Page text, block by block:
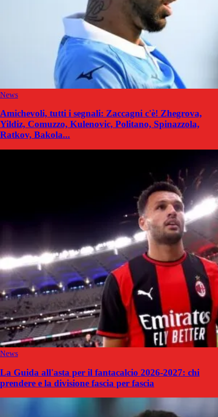
News
Amichevoli, tutti i segnali: Zaccagni c'è! Zhegrova,
Yildiz, Comuzzo, Kulenovic, Politano, Spinazzola,
Ratkov, Bakola...
News
La Guida all'asta per il fantacalcio 2026-2027: chi
prendere e la divisione fascia per fascia